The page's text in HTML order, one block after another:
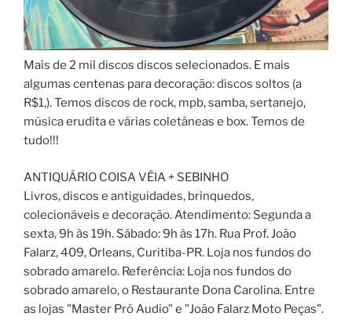
Mais de 2 mil discos discos selecionados. E mais
algumas centenas para decoração: discos soltos (a
R$1,). Temos discos de rock, mpb, samba, sertanejo,
música erudita e várias coletâneas e box. Temos de
tudo!!!
ANTIQUÁRIO COISA VÉIA + SEBINHO
Livros, discos e antiguidades, brinquedos,
colecionáveis e decoração. Atendimento: Segunda a
sexta, 9h às 19h. Sábado: 9h às 17h. Rua Prof. João
Falarz, 409, Orleans, Curitiba-PR. Loja nos fundos do
sobrado amarelo. Referência: Loja nos fundos do
sobrado amarelo, o Restaurante Dona Carolina. Entre
as lojas "Master Pró Audio" e "João Falarz Moto Peças".